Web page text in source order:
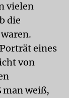
vielen
die
eines
von
weiß,